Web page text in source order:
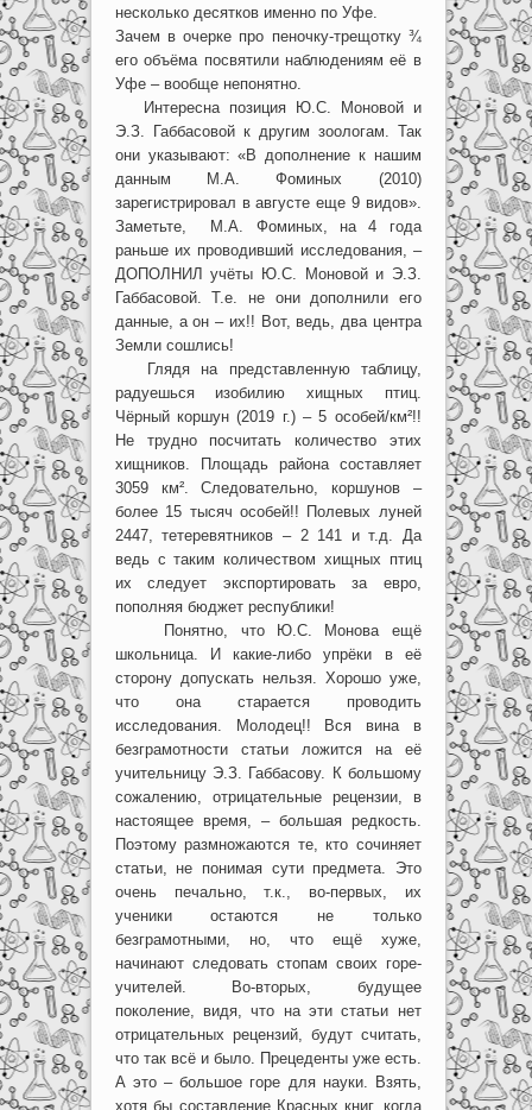
несколько десятков именно по Уфе.
Зачем в очерке про пеночку-трещотку ¾
его объёма посвятили наблюдениям её в
Уфе – вообще непонятно.
Интересна позиция Ю.С. Моновой и
Э.З. Габбасовой к другим зоологам. Так
они указывают: «В дополнение к нашим
данным М.А. Фоминых (2010)
зарегистрировал в августе еще 9 видов».
Заметьте, М.А. Фоминых, на 4 года
раньше их проводивший исследования, –
ДОПОЛНИЛ учёты Ю.С. Моновой и Э.З.
Габбасовой. Т.е. не они дополнили его
данные, а он – их!! Вот, ведь, два центра
Земли сошлись!
Глядя на представленную таблицу,
радуешься изобилию хищных птиц.
Чёрный коршун (2019 г.) – 5 особей/км²!!
Не трудно посчитать количество этих
хищников. Площадь района составляет
3059 км². Следовательно, коршунов –
более 15 тысяч особей!! Полевых луней
2447, тетеревятников – 2 141 и т.д. Да
ведь с таким количеством хищных птиц
их следует экспортировать за евро,
пополняя бюджет республики!
Понятно, что Ю.С. Монова ещё
школьница. И какие-либо упрёки в её
сторону допускать нельзя. Хорошо уже,
что она старается проводить
исследования. Молодец!! Вся вина в
безграмотности статьи ложится на её
учительницу Э.З. Габбасову. К большому
сожалению, отрицательные рецензии, в
настоящее время, – большая редкость.
Поэтому размножаются те, кто сочиняет
статьи, не понимая сути предмета. Это
очень печально, т.к., во-первых, их
ученики остаются не только
безграмотными, но, что ещё хуже,
начинают следовать стопам своих горе-
учителей. Во-вторых, будущее
поколение, видя, что на эти статьи нет
отрицательных рецензий, будут считать,
что так всё и было. Прецеденты уже есть.
А это – большое горе для науки. Взять,
хотя бы составление Красных книг, когда